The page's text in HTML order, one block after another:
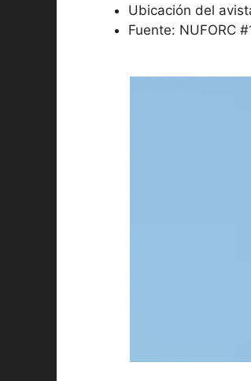
Ubicación del
Fuente: NUFORC